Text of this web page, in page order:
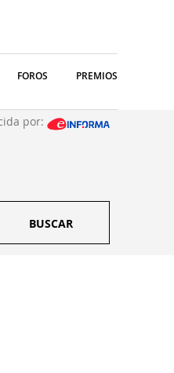
FOROS PREMIOS
por:
BUSCAR